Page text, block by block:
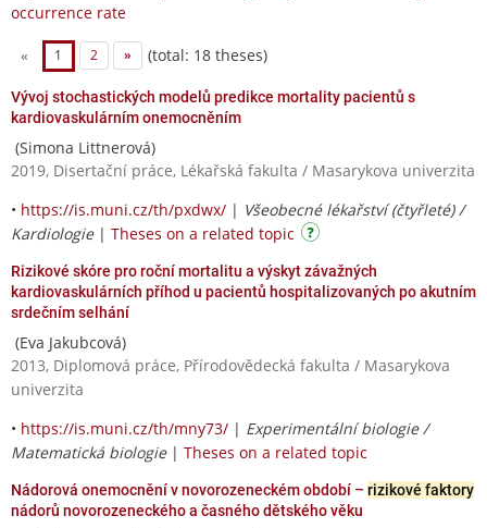
occurrence rate
« 1 2 » (total: 18 theses)
Vývoj stochastických modelů predikce mortality pacientů s
kardiovaskulárním onemocněním
(Simona Littnerová)
2019, Disertační práce, Lékařská fakulta / Masarykova univerzita
• https://is.muni.cz/th/pxdwx/ | Všeobecné lékařství (čtyřleté) /
Kardiologie| Theses on a related topic
Rizikové skóre pro roční mortalitu a výskyt závažných
kardiovaskulárních příhod u pacientů hospitalizovaných po akutním
srdečním selhání
(Eva Jakubcová)
2013, Diplomová práce, Přírodovědecká fakulta / Masarykova
univerzita
• https://is.muni.cz/th/mny73/ | Experimentální biologie /
Matematická biologie| Theses on a related topic
Nádorová onemocnění v novorozeneckém období – rizikové faktory
nádorů novorozeneckého a časného dětského věku